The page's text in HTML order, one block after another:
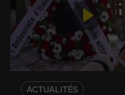
ACTUALITÉS